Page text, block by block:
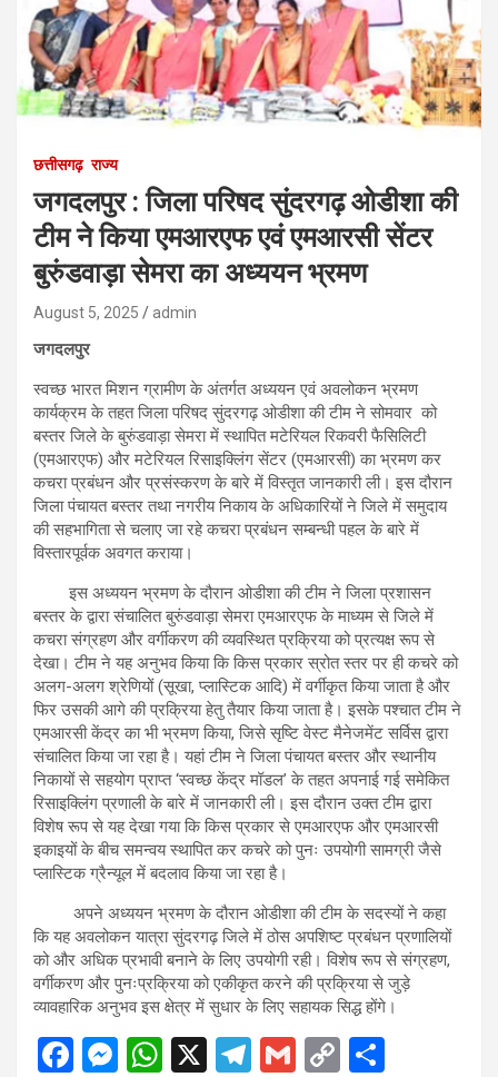
छत्तीसगढ़ राज्य
जगदलपुर : जिला परिषद सुंदरगढ़ ओडीशा की
टीम ने किया एमआरएफ एवं एमआरसी सेंटर
बुरुंडवाड़ा सेमरा का अध्ययन भ्रमण
August 5, 2025 admin
जगदलपुर
स्वच्छ भारत मिशन ग्रामीण के अंतर्गत अध्ययन एवं अवलोकन भ्रमण
कार्यक्रम के तहत जिला परिषद सुंदरगढ़ ओडीशा की टीम ने सोमवार को
बस्तर जिले के बुरुंडवाड़ा सेमरा में स्थापित मटेरियल रिकवरी फैसिलिटी
(एमआरएफ) और मटेरियल रिसाइक्लिंग सेंटर (एमआरसी) का भ्रमण कर
कचरा प्रबंधन और प्रसंस्करण के बारे में विस्तृत जानकारी ली। इस दौरान
जिला पंचायत बस्तर तथा नगरीय निकाय के अधिकारियों ने जिले में समुदाय
की सहभागिता से चलाए जा रहे कचरा प्रबंधन सम्बन्धी पहल के बारे में
विस्तारपूर्वक अवगत कराया।
इस अध्ययन भ्रमण के दौरान ओडीशा की टीम ने जिला प्रशासन
बस्तर के द्वारा संचालित बुरुंडवाड़ा सेमरा एमआरएफ के माध्यम से जिले में
कचरा संग्रहण और वर्गीकरण की व्यवस्थित प्रक्रिया को प्रत्यक्ष रूप से
देखा। टीम ने यह अनुभव किया कि किस प्रकार स्रोत स्तर पर ही कचरे को
अलग-अलग श्रेणियों (सूखा, प्लास्टिक आदि) में वर्गीकृत किया जाता है और
फिर उसकी आगे की प्रक्रिया हेतु तैयार किया जाता है। इसके पश्चात टीम ने
एमआरसी केंद्र का भी भ्रमण किया, जिसे सृष्टि वेस्ट मैनेजमेंट सर्विस द्वारा
संचालित किया जा रहा है। यहां टीम ने जिला पंचायत बस्तर और स्थानीय
निकायों से सहयोग प्राप्त ‘स्वच्छ केंद्र मॉडल’ के तहत अपनाई गई समेकित
रिसाइक्लिंग प्रणाली के बारे में जानकारी ली। इस दौरान उक्त टीम द्वारा
विशेष रूप से यह देखा गया कि किस प्रकार से एमआरएफ और एमआरसी
इकाइयों के बीच समन्वय स्थापित कर कचरे को पुनः उपयोगी सामग्री जैसे
प्लास्टिक ग्रैन्यूल में बदलाव किया जा रहा है।
अपने अध्ययन भ्रमण के दौरान ओडीशा की टीम के सदस्यों ने कहा
कि यह अवलोकन यात्रा सुंदरगढ़ जिले में ठोस अपशिष्ट प्रबंधन प्रणालियों
को और अधिक प्रभावी बनाने के लिए उपयोगी रही। विशेष रूप से संग्रहण,
वर्गीकरण और पुनःप्रक्रिया को एकीकृत करने की प्रक्रिया से जुड़े
व्यावहारिक अनुभव इस क्षेत्र में सुधार के लिए सहायक सिद्ध होंगे।
F
M W X
T
G
C